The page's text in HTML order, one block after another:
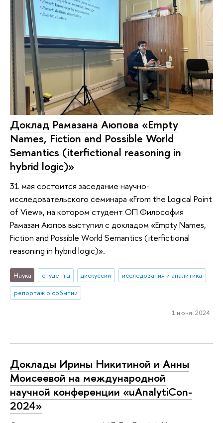
Доклад Рамазана Аюпова «Empty
Names, Fiction and Possible World
Semantics (iterfictional reasoning in
hybrid logic)»
31 мая состоится заседание научно-
исследовательского семинара «From the Logical Point
of View», на котором студент ОП Философия
Рамазан Аюпов выступил с докладом «Empty Names,
Fiction and Possible World Semantics (iterfictional
reasoning in hybrid logic)».
Наука студенты дискуссии
исследования и аналитика
репортаж о событии
1 июня 2024
Доклады Ирины Никитиной и Анны
Моисеевой на международной
научной конференции «uAnalytiCon-
2024»